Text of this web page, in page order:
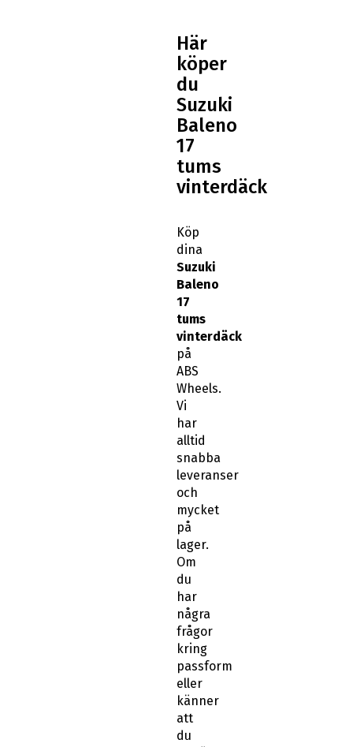
Här
köper
du
Suzuki
Baleno
17
tums
vinterdäck
Köp
dina
Suzuki
Baleno
17
tums
vinterdäck
på
ABS
Wheels.
Vi
har
alltid
snabba
leveranser
och
mycket
på
lager.
Om
du
har
några
frågor
kring
passform
eller
känner
att
du